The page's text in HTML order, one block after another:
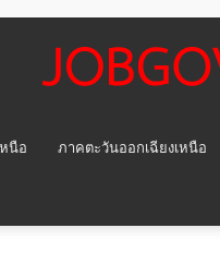
นือ ภาคตะวันออกเฉียงเหนือ